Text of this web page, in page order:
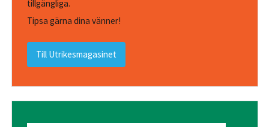
tillgängliga.
Tipsa gärna dina vänner!
Till Utrikesmagasinet